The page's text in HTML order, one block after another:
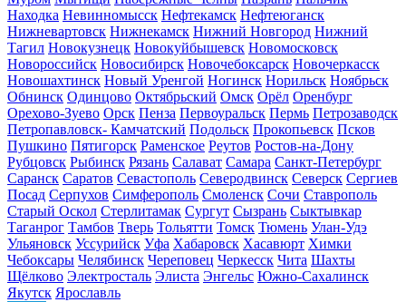
Находка Невинномысск Нефтекамск Нефтеюганск
Нижневартовск Нижнекамск Нижний Новгород Нижний
Тагил Новокузнецк Новокуйбышевск Новомосковск
Новороссийск Новосибирск Новочебоксарск Новочеркасск
Новошахтинск Новый Уренгой Ногинск Норильск Ноябрьск
Обнинск Одинцово Октябрьский Омск Орёл Оренбург
Орехово-Зуево Орск Пенза Первоуральск Пермь Петрозаводск
Петропавловск- Камчатский Подольск Прокопьевск Псков
Пушкино Пятигорск Раменское Реутов Ростов-на-Дону
Рубцовск Рыбинск Рязань Салават Самара Санкт-Петербург
Саранск Саратов Севастополь Северодвинск Северск Сергиев
Посад Серпухов Симферополь Смоленск Сочи Ставрополь
Старый Оскол Стерлитамак Сургут Сызрань Сыктывкар
Таганрог Тамбов Тверь Тольятти Томск Тюмень Улан-Удэ
Ульяновск Уссурийск Уфа Хабаровск Хасавюрт Химки
Чебоксары Челябинск Череповец Черкесск Чита Шахты
Щёлково Электросталь Элиста Энгельс Южно-Сахалинск
Якутск Ярославль